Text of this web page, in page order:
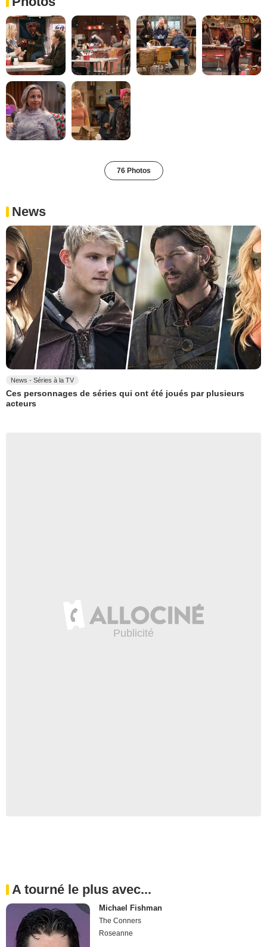
76 Photos
News
News - Séries à la TV
Ces personnages de séries qui ont été joués par plusieurs
acteurs
A tourné le plus avec...
Michael Fishman
The Conners
Roseanne